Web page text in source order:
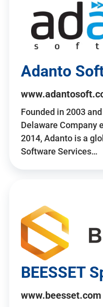
Adanto
Founded in 2003
Delaware Company
2014, Adanto is a
Software Services…
BEESSET
www.beesset.com